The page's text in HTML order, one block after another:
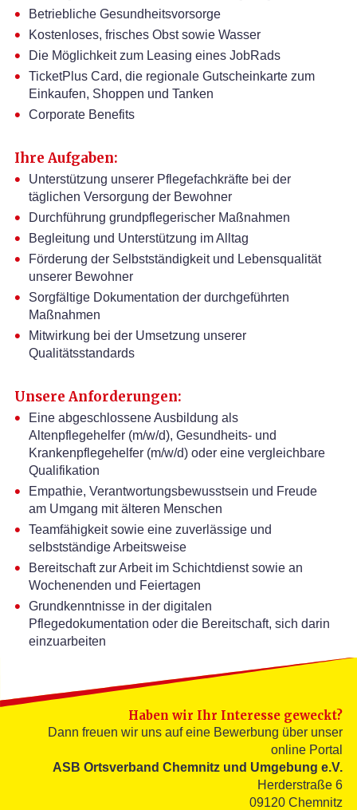
Betriebliche Gesundheitsvorsorge
Kostenloses, frisches Obst sowie Wasser
Die Möglichkeit zum Leasing eines JobRads
TicketPlus Card, die regionale Gutscheinkarte zum
Einkaufen, Shoppen und Tanken
Corporate Benefits
Ihre Aufgaben:
Unterstützung unserer Pflegefachkräfte bei der
täglichen Versorgung der Bewohner
Durchführung grundpflegerischer Maßnahmen
Begleitung und Unterstützung im Alltag
Förderung der Selbstständigkeit und Lebensqualität
unserer Bewohner
Sorgfältige Dokumentation der durchgeführten
Maßnahmen
Mitwirkung bei der Umsetzung unserer
Qualitätsstandards
Unsere Anforderungen:
Eine abgeschlossene Ausbildung als
Altenpflegehelfer (m/w/d), Gesundheits- und
Krankenpflegehelfer (m/w/d) oder eine vergleichbare
Qualifikation
Empathie, Verantwortungsbewusstsein und Freude
am Umgang mit älteren Menschen
Teamfähigkeit sowie eine zuverlässige und
selbstständige Arbeitsweise
Bereitschaft zur Arbeit im Schichtdienst sowie an
Wochenenden und Feiertagen
Grundkenntnisse in der digitalen
Pflegedokumentation oder die Bereitschaft, sich darin
einzuarbeiten
Haben wir Ihr Interesse geweckt?
Dann freuen wir uns auf eine Bewerbung über unser
online Portal
ASB Ortsverband Chemnitz und Umgebung e.V.
Herderstraße 6
09120 Chemnitz